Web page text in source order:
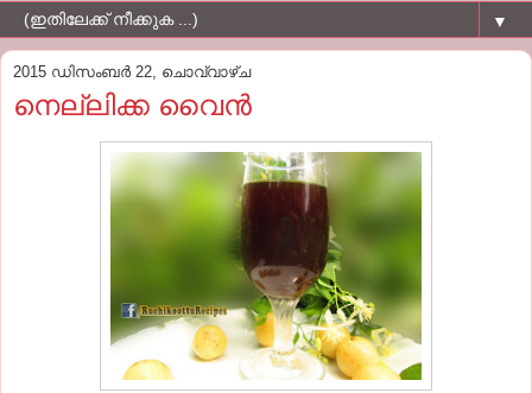
▼
2015 ഡിസംബർ 22, ചൊവ്വാഴ്ച
നെല്ലിക്ക വൈന്‍